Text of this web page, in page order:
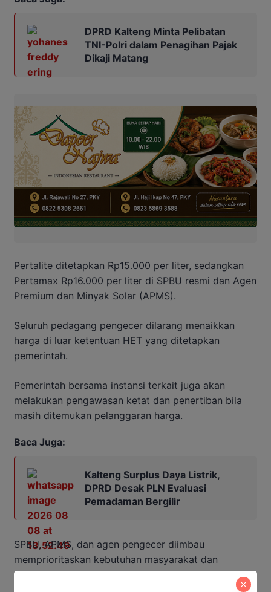
DPRD Kalteng Minta Pelibatan
TNI-Polri dalam Penagihan Pajak
Dikaji Matang
Pertalite ditetapkan Rp15.000 per liter, sedangkan
Pertamax Rp16.000 per liter di SPBU resmi dan Agen
Premium dan Minyak Solar (APMS).
Seluruh pedagang pengecer dilarang menaikkan
harga di luar ketentuan HET yang ditetapkan
pemerintah.
Pemerintah bersama instansi terkait juga akan
melakukan pengawasan ketat dan penertiban bila
masih ditemukan pelanggaran harga.
Baca Juga:
Kalteng Surplus Daya Listrik,
DPRD Desak PLN Evaluasi
Pemadaman Bergilir
SPBU, APMS, dan agen pengecer diimbau
memprioritaskan kebutuhan masyarakat dan
angkutan umum dalam pengisian BBM.